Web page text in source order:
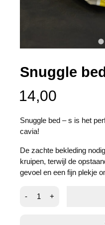
Snuggle
14,00
Snuggle bed – s is het
cavia!
De zachte bekleding
kruipen, terwijl de
gevoel en een fijn plekje
-
bed
+